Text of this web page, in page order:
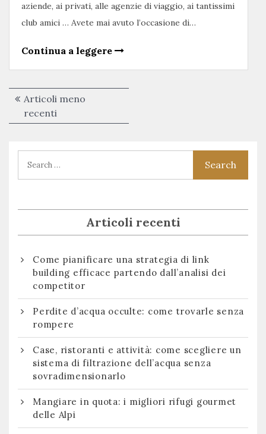
aziende, ai privati, alle agenzie di viaggio, ai tantissimi
club amici … Avete mai avuto l’occasione di…
Continua a leggere
Navigazione
articoli
Articoli meno
recenti
Articoli recenti
Come pianificare una strategia di link
building efficace partendo dall’analisi dei
competitor
Perdite d’acqua occulte: come trovarle senza
rompere
Case, ristoranti e attività: come scegliere un
sistema di filtrazione dell’acqua senza
sovradimensionarlo
Mangiare in quota: i migliori rifugi gourmet
delle Alpi